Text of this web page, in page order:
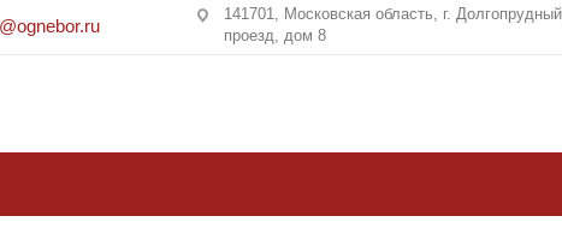
141701, Московская область, г.
проезд, дом 8